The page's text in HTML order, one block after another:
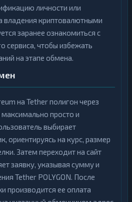
личности или
владения криптовалютными
заранее ознакомиться с
сервиса, чтобы избежать
на этапе обмена.
на Tether полигон через
просто и
выбирает
ориентируясь на курс, размер
Затем переходит на сайт
заявку, указывая сумму и
Tether POLYGON. После
производится ее оплата